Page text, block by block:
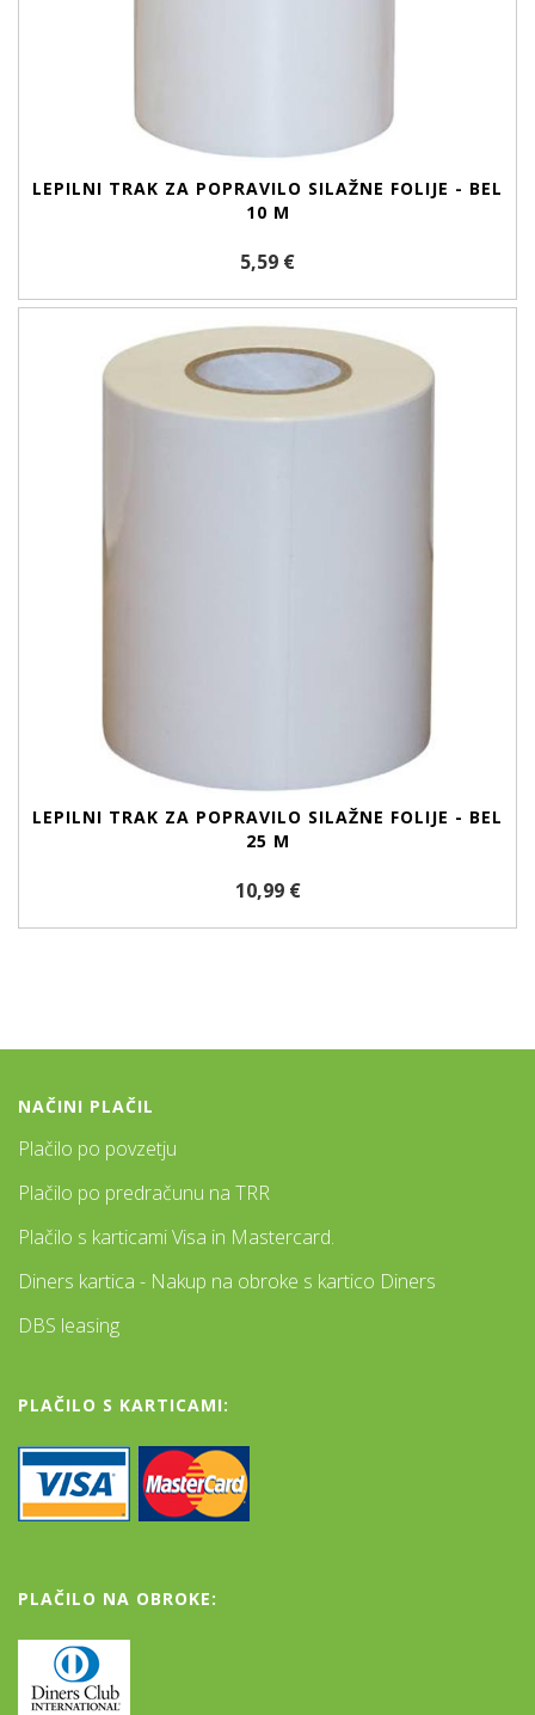
LEPILNI TRAK ZA POPRAVILO SILAŽNE FOLIJE - BEL
10 M
5,59 €
LEPILNI TRAK ZA POPRAVILO SILAŽNE FOLIJE - BEL
25 M
10,99 €
NAČINI PLAČIL
Plačilo po povzetju
Plačilo po predračunu na TRR
Plačilo s karticami Visa in Mastercard.
Diners kartica - Nakup na obroke s kartico Diners
DBS leasing
PLAČILO S KARTICAMI:
PLAČILO NA OBROKE: